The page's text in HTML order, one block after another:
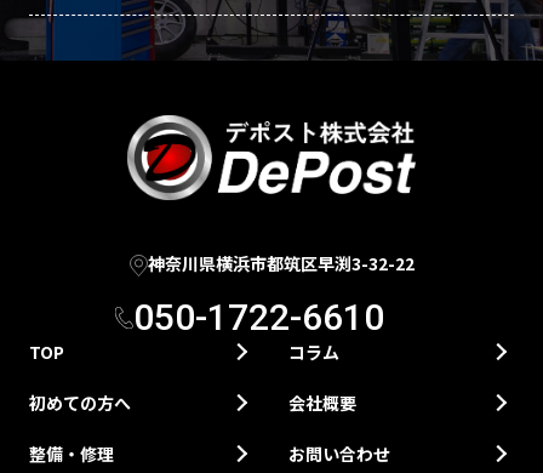
神奈川県横浜市都筑区早渕3-32-22
050-1722-6610
TOP
初めての方へ
整備・修理
コラム
会社概要
お問い合わせ